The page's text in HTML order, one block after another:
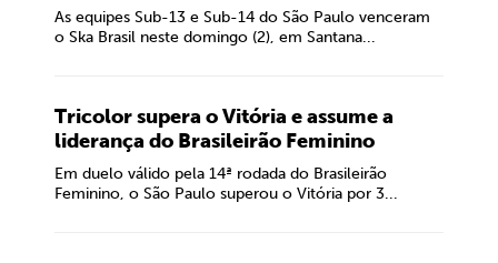
As equipes Sub-13 e Sub-14 do São Paulo venceram
o Ska Brasil neste domingo (2), em Santana...
Tricolor supera o Vitória e assume a
liderança do Brasileirão Feminino
Em duelo válido pela 14ª rodada do Brasileirão
Feminino, o São Paulo superou o Vitória por 3...